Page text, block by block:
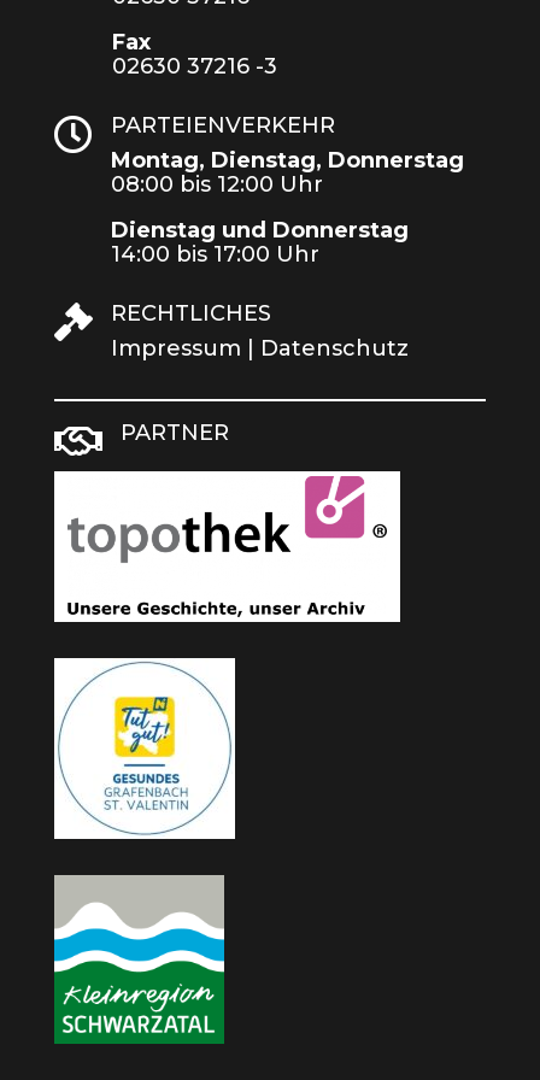
Fax
02630 37216 -3

PARTEIENVERKEHR
Montag, Dienstag, Donnerstag
08:00 bis 12:00 Uhr
Dienstag und Donnerstag
14:00 bis 17:00 Uhr

RECHTLICHES
Impressum
Datenschutz
 PARTNER